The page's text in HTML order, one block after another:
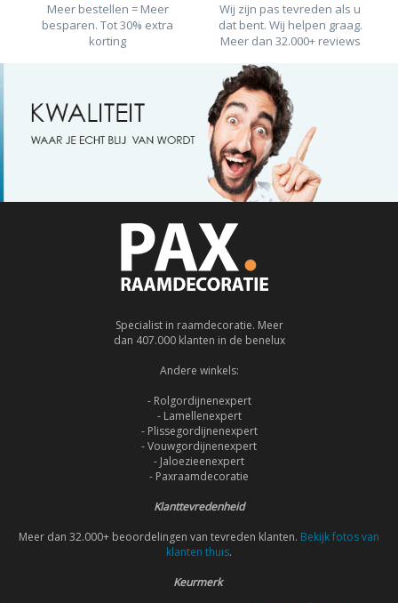
Meer bestellen = Meer
besparen. Tot 30% extra
korting
Wij zijn pas tevreden als u
dat bent. Wij helpen graag.
Meer dan 32.000+ reviews
Specialist in raamdecoratie. Meer
dan 407.000 klanten in de benelux
Andere winkels:
- Rolgordijnenexpert
- Lamellenexpert
- Plissegordijnenexpert
- Vouwgordijnenexpert
- Jaloezieenexpert
- Paxraamdecoratie
Klanttevredenheid
Meer dan 32.000+ beoordelingen van tevreden klanten. Bekijk fotos van
klanten thuis.
Keurmerk